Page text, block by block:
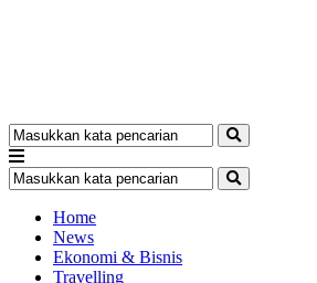
Home
News
Ekonomi & Bisnis
Travelling